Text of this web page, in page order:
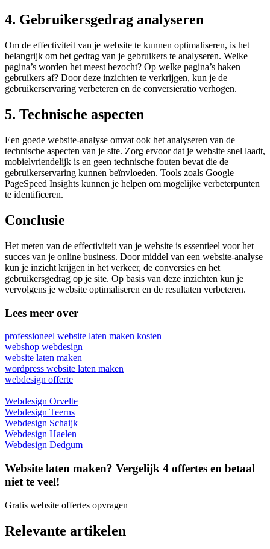
4. Gebruikersgedrag analyseren
Om de effectiviteit van je website te kunnen optimaliseren, is het
belangrijk om het gedrag van je gebruikers te analyseren. Welke
pagina’s worden het meest bezocht? Op welke pagina’s haken
gebruikers af? Door deze inzichten te verkrijgen, kun je de
gebruikerservaring verbeteren en de conversieratio verhogen.
5. Technische aspecten
Een goede website-analyse omvat ook het analyseren van de
technische aspecten van je site. Zorg ervoor dat je website snel laadt,
mobielvriendelijk is en geen technische fouten bevat die de
gebruikerservaring kunnen beïnvloeden. Tools zoals Google
PageSpeed Insights kunnen je helpen om mogelijke verbeterpunten
te identificeren.
Conclusie
Het meten van de effectiviteit van je website is essentieel voor het
succes van je online business. Door middel van een website-analyse
kun je inzicht krijgen in het verkeer, de conversies en het
gebruikersgedrag op je site. Op basis van deze inzichten kun je
vervolgens je website optimaliseren en de resultaten verbeteren.
Lees meer over
professioneel website laten maken kosten
webshop webdesign
website laten maken
wordpress website laten maken
webdesign offerte
Webdesign Orvelte
Webdesign Teerns
Webdesign Schaijk
Webdesign Haelen
Webdesign Dedgum
Website laten maken? Vergelijk 4 offertes en betaal
niet te veel!
Gratis website offertes opvragen
Relevante artikelen